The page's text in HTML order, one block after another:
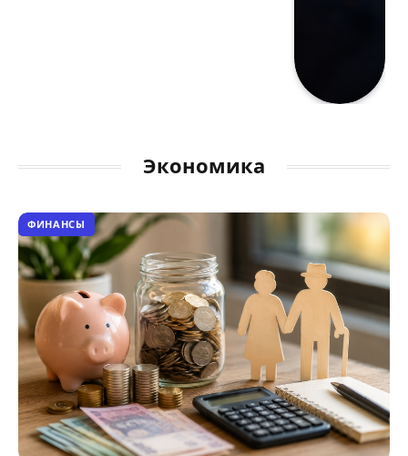
Экономика
ФИНАНСЫ